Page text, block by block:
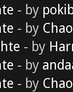
- by
- by
- by
- by
- by